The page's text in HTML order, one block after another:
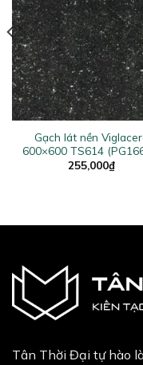
Gạch lát nền
600×600 TS614
255,000₫
Tân Thời Đại tự hào